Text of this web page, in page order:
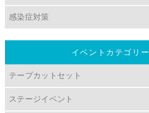
感染症対策
イベントカテゴリー
テープカットセット
ステージイベント